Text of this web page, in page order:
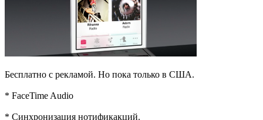
Бесплатно с рекламой. Но пока только в США.
* FaceTime Audio
* Синхронизация нотификакций.